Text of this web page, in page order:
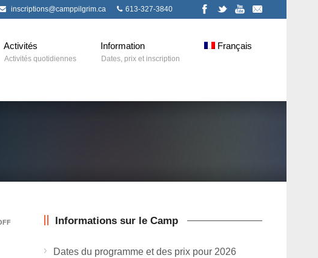
inscriptions@camppilgrim.ca 613-327-3840
Activités
Activités quotidiennes
Information
Dates, prix et inscription
Français
Informations sur le Camp
Dates du programme et des prix pour 2026